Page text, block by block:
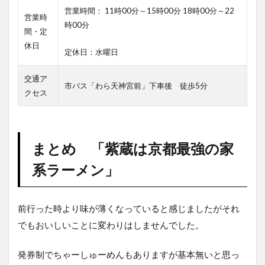
営業時
間・定
休日
営業時間： 11時00分～15時00分 18時00分～22
時00分
定休日：水曜日
交通ア
クセス
市バス「わら天神宮前」下車後 徒歩5分
まとめ 「紫蔵は京都最強の家
系ラーメン」
前行った時より味が薄くなっていると感じましたがそれ
でもおいしいことに変わりはしませんでした。
発券制でちゃーしゅーめんもありますが基本無いと思っ